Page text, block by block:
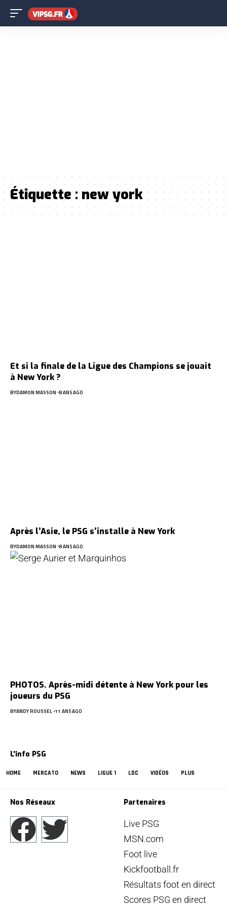
Étiquette :new york
Et si la finale de la Ligue des Champions se jouait
à New York ?
BYDAMON MASSON 8 ANS AGO
Après l’Asie, le PSG s’installe à New York
BYDAMON MASSON 8 ANS AGO
PHOTOS. Après-midi détente à New York pour les
joueurs du PSG
BYANDY ROUSSEL 11 ANS AGO
L'info PSG
HOME MERCATO NEWS LIGUE 1 LDC VIDÉOS PLUS
Nos Réseaux Partenaires
Live PSG
MSN.com
Foot live
Kickfootball.fr
Résultats foot en direct
Scores PSG en direct